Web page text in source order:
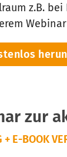
z.B.
zur
+ E-BOOK